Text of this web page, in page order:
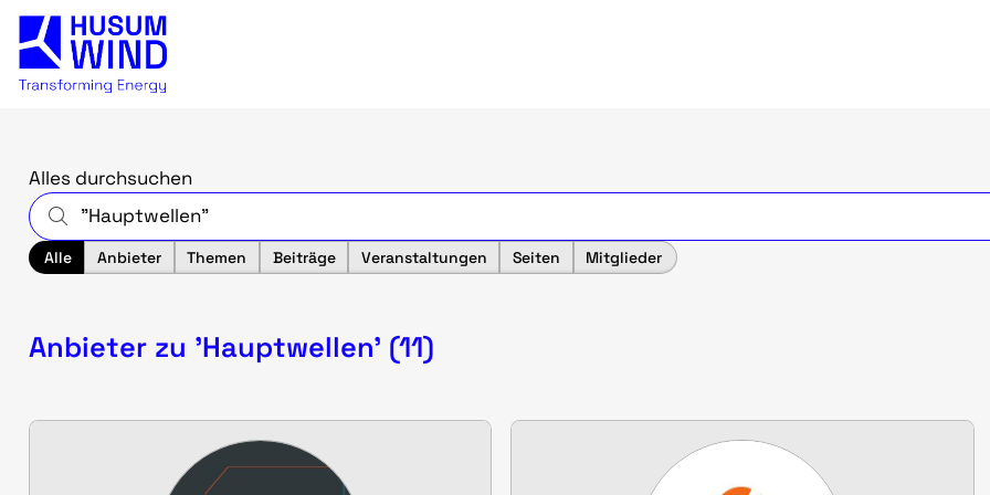
Alles durchsuchen
Alle Anbieter Themen Beiträge Veranstaltungen Seiten Mitglieder
Anbieter zu 'Hauptwellen' (11)